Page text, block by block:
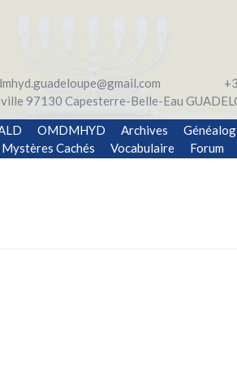
97130 Capesterre-Belle-Eau
OMDMHYD Archives
Mystères Cachés Vocabulaire Forum